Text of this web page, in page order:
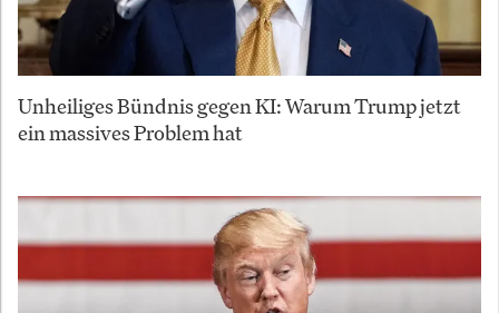
Unheiliges Bündnis gegen KI: Warum Trump jetzt
ein massives Problem hat